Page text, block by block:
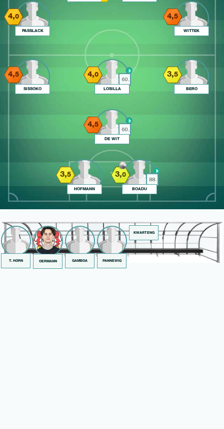
4,0
PASSLACK
4,5
WITTEK
4,5
SISSOKO
60.
4,0
LOSILLA
3,5
BERO
60.
4,5
DE WIT
3,5
HOFMANN
88.
3,0
BOADU
T. HORN OERMANN GAMBOA PANNEWIG
KWARTENG